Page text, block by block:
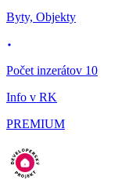
Byty, Objekty
Počet inzerátov 10
Info v RK
PREMIUM